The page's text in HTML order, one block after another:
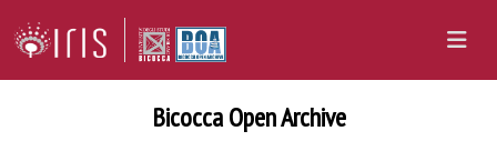
Bicocca Open Archive